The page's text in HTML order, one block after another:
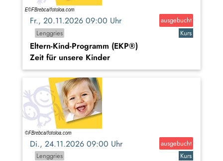
Fr., 20.11.2026 09:00 Uhr
ausgebucht
Lenggries
Kurs
Eltern-Kind-Programm (EKP®)
Zeit für unsere Kinder
Di., 24.11.2026 09:00 Uhr
ausgebucht
Lenggries
Kurs